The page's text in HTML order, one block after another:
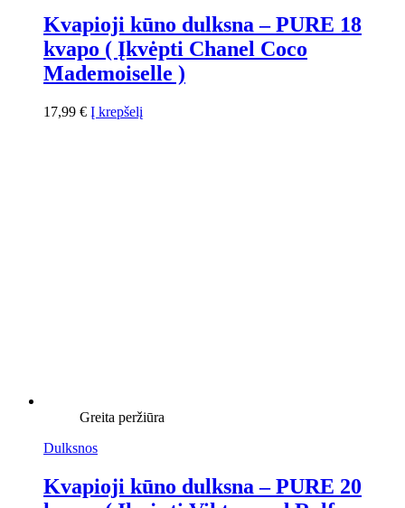
Kvapioji kūno dulksna – PURE 18
kvapo ( Įkvėpti Chanel Coco
Mademoiselle )
17,99 € Į krepšelį
Greita peržiūra
Dulksnos
Kvapioji kūno dulksna – PURE 20